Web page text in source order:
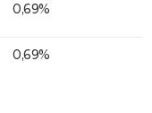
0,69%
0,69%